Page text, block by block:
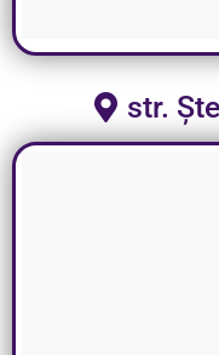
str.